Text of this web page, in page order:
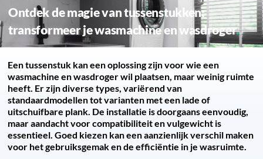
Ontdek de magie van tussenstukken:
transformeer je wasmachine en wasdroger
Een tussenstuk kan een oplossing zijn voor wie een
wasmachine en wasdroger wil plaatsen, maar weinig ruimte
heeft. Er zijn diverse types, variërend van
standaardmodellen tot varianten met een lade of
uitschuifbare plank. De installatie is doorgaans eenvoudig,
maar aandacht voor compatibiliteit en vulgewicht is
essentieel. Goed kiezen kan een aanzienlijk verschil maken
voor het gebruiksgemak en de efficiëntie in je wasruimte.